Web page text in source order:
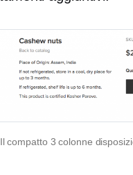
Il compatto 3 colonne